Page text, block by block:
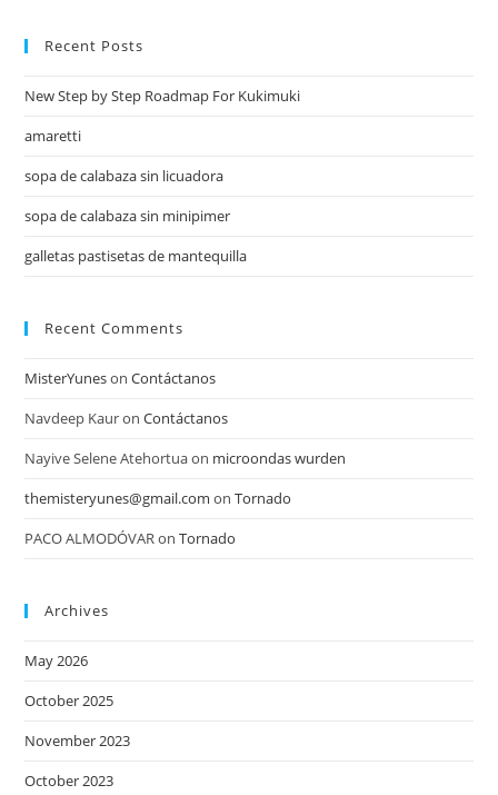
Recent Posts
New Step by Step Roadmap For Kukimuki
amaretti
sopa de calabaza sin licuadora
sopa de calabaza sin minipimer
galletas pastisetas de mantequilla
Recent Comments
MisterYunesonContáctanos
Navdeep KauronContáctanos
Nayive Selene Atehortuaon microondas wurden
themisteryunes@gmail.com onTornado
PACO ALMODÓVARonTornado
Archives
May 2026
October 2025
November 2023
October 2023